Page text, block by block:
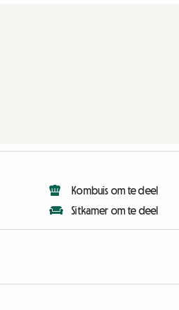
Kombuis om te deel
Sitkamer om te deel